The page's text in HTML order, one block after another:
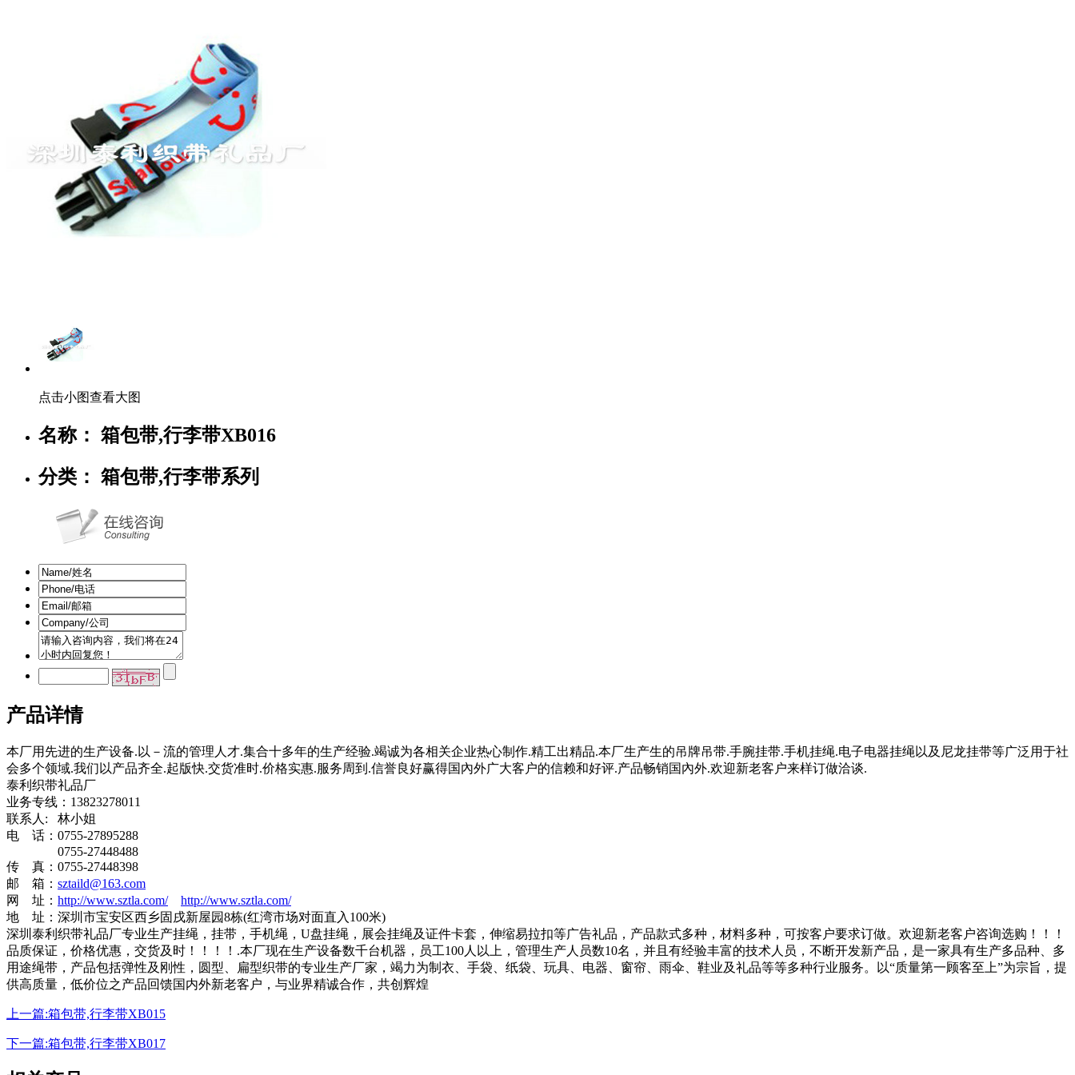
点击小图查看大图
名称： 箱包带,行李带XB016
分类： 箱包带,行李带系列
产品详情
本厂用先进的生产设备.以－流的管理人才.集合十多年的生产经验.竭诚为各相关企业热心制作.精工出精品.本厂生产生的吊牌吊带.手腕挂带.手机挂绳.电子电器挂绳以及尼龙挂带等广泛用于社
会多个领域.我们以产品齐全.起版快.交货准时.价格实惠.服务周到.信誉良好赢得国內外广大客户的信赖和好评.产品畅销国內外.欢迎新老客户来样订做洽谈.
泰利织带礼品厂
业务专线：13823278011
联系人: 林小姐
电 话：0755-27895288
0755-27448488
传 真：0755-27448398
邮 箱： sztaild@163.com
网 址： http://www.sztla.com/
http://www.sztla.com/
地 址：深圳市宝安区西乡固戌新屋园8栋(红湾市场对面直入100米)
深圳泰利织带礼品厂专业生产挂绳，挂带，手机绳，U盘挂绳，展会挂绳及证件卡套，伸缩易拉扣等广告礼品，产品款式多种，材料多种，可按客户要求订做。欢迎新老客户咨询选购！！！
品质保证，价格优惠，交货及时！！！！.本厂现在生产设备数千台机器，员工100人以上，管理生产人员数10名，并且有经验丰富的技术人员，不断开发新产品，是一家具有生产多品种、多
用途绳带，产品包括弹性及刚性，圆型、扁型织带的专业生产厂家，竭力为制衣、手袋、纸袋、玩具、电器、窗帘、雨伞、鞋业及礼品等等多种行业服务。以“质量第一顾客至上”为宗旨，提
供高质量，低价位之产品回馈国内外新老客户，与业界精诚合作，共创辉煌
上一篇:箱包带,行李带XB015
下一篇:箱包带,行李带XB017